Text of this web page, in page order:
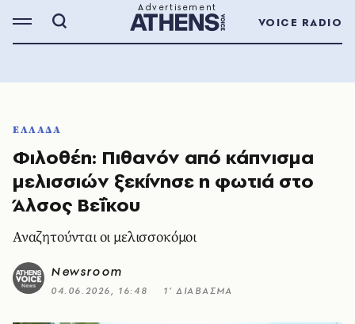
VOICE RADIO
ΕΛΛΑΔΑ
Φιλοθέη: Πιθανόν από κάπνισμα
μελισσιών ξεκίνησε η φωτιά στο
Άλσος Βεΐκου
Αναζητούνται οι μελισσοκόμοι
Newsroom
04.06.2026, 16:48 1’ ΔΙΑΒΑΣΜΑ